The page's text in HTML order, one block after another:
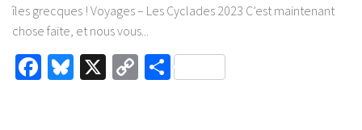
îles grecques ! Voyages – Les Cyclades 2023 C’est maintenant
chose faite, et nous vous...
Facebook
Bluesky
X
CopyPartager